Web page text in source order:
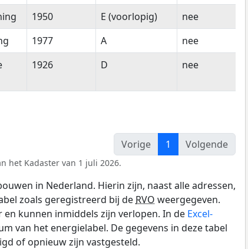
1950 E (voorlopig)
nee
1977 A
nee
1926 D nee
Vorige
1 Volgende
het Kadaster van 1 juli 2026.
in Nederland. Hierin zijn, naast alle adressen,
zoals geregistreerd bij de RVO weergegeven.
kunnen inmiddels zijn verlopen. In de Excel-
van het energielabel. De gegevens in deze tabel
of opnieuw zijn vastgesteld.